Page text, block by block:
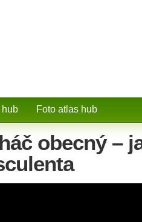
hub Foto atlas hub
obecný –